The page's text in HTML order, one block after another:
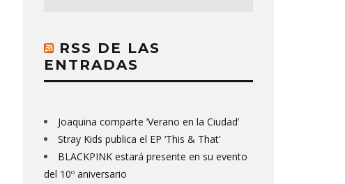
RSS DE LAS
ENTRADAS
Joaquina comparte ‘Verano en la Ciudad’
Stray Kids publica el EP ‘This & That’
BLACKPINK estará presente en su evento
del 10º aniversario